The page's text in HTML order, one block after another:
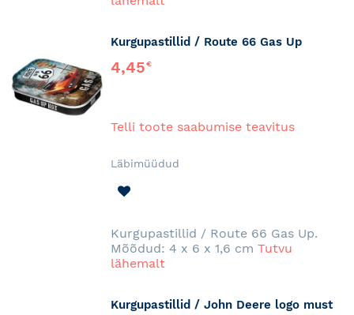
Kurgupastillid / Route 66 Gas Up
4,45€
Telli toote saabumise teavitus
Läbimüüdud
Kurgupastillid / Route 66 Gas Up.
Mõõdud: 4 x 6 x 1,6 cm Tutvu
lähemalt
Kurgupastillid / John Deere logo must